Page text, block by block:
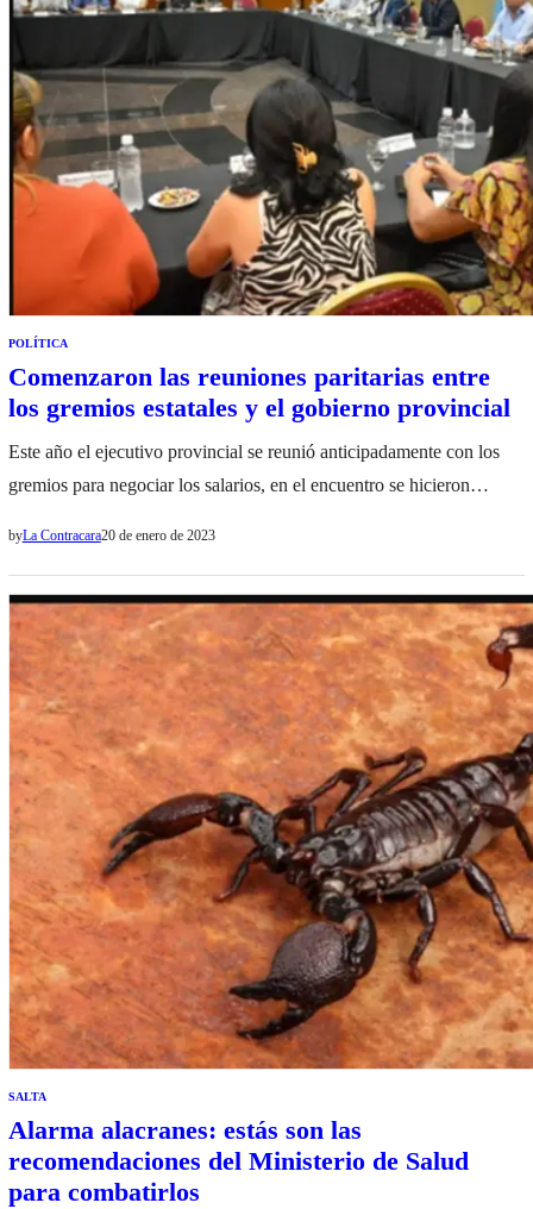
POLÍTICA
Comenzaron las reuniones paritarias entre
los gremios estatales y el gobierno provincial
Este año el ejecutivo provincial se reunió anticipadamente con los
gremios para negociar los salarios, en el encuentro se hicieron
entre otros. El ministro de Economía, Dib Ashur, mostró en la…
byLa Contracara20 de enero de 2023
SALTA
Alarma alacranes: estás son las
recomendaciones del Ministerio de Salud
para combatirlos